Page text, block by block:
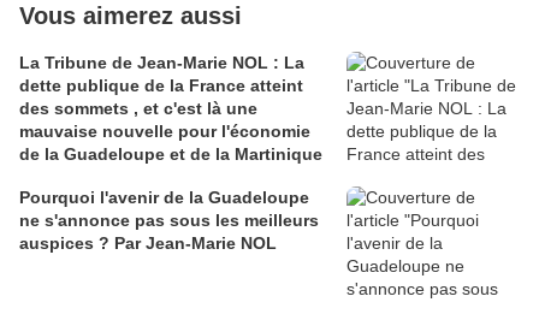
Vous aimerez aussi
La Tribune de Jean-Marie NOL : La
dette publique de la France atteint
des sommets , et c'est là une
mauvaise nouvelle pour l'économie
de la Guadeloupe et de la Martinique
Pourquoi l'avenir de la Guadeloupe
ne s'annonce pas sous les meilleurs
auspices ? Par Jean-Marie NOL